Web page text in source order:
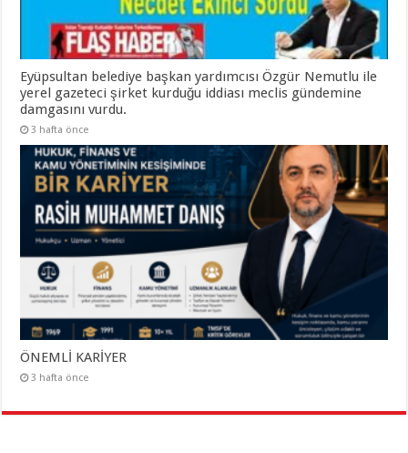
Eyüpsultan belediye başkan yardımcısı Özgür Nemutlu ile
yerel gazeteci şirket kurduğu iddiası meclis gündemine
damgasını vurdu.
3 hafta önce
ÖNEMLİ KARİYER
3 hafta önce